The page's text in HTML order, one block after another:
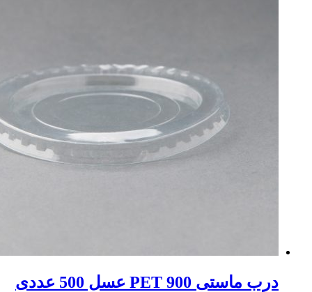
درب ماستی 900 PET عسل 500 عددی